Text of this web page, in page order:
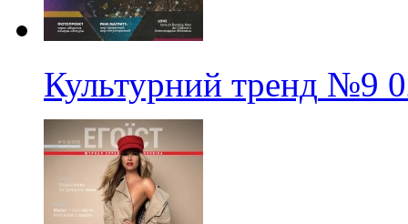
Культурний тренд №9